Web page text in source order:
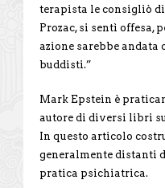
terapista le consigliò
Prozac, si sentì offesa,
azione sarebbe andata
buddisti.”
Mark Epstein è
autore di diversi libri
In questo articolo
generalmente distanti
pratica psichiatrica.